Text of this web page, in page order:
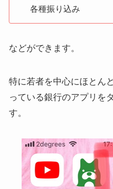
各種振り込み
などができます。
特に若者を中心にほとん
っている銀行のアプリを
す。